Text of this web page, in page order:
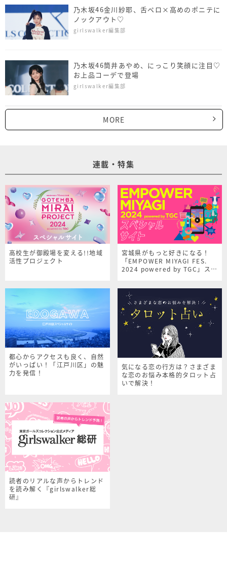
乃木坂46金川紗耶、舌ペロ×高めのポニテに
ノックアウト♡
girlswalker編集部
乃木坂46筒井あやめ、にっこり笑顔に注目♡
お上品コーデで登場
girlswalker編集部
MORE
連載・特集
高校生が御殿場を変える!!地域
活性プロジェクト
宮城県がもっと好きになる！
「EMPOWER MIYAGI FES.
2024 powered by TGC」スペ
都心からアクセスも良く、自然
がいっぱい！「江戸川区」の魅
力を発信！
気になる恋の行方は？さまざま
な恋のお悩み本格的タロット占
いで解決！
読者のリアルな声からトレンド
を読み解く『girlswalker総
研』